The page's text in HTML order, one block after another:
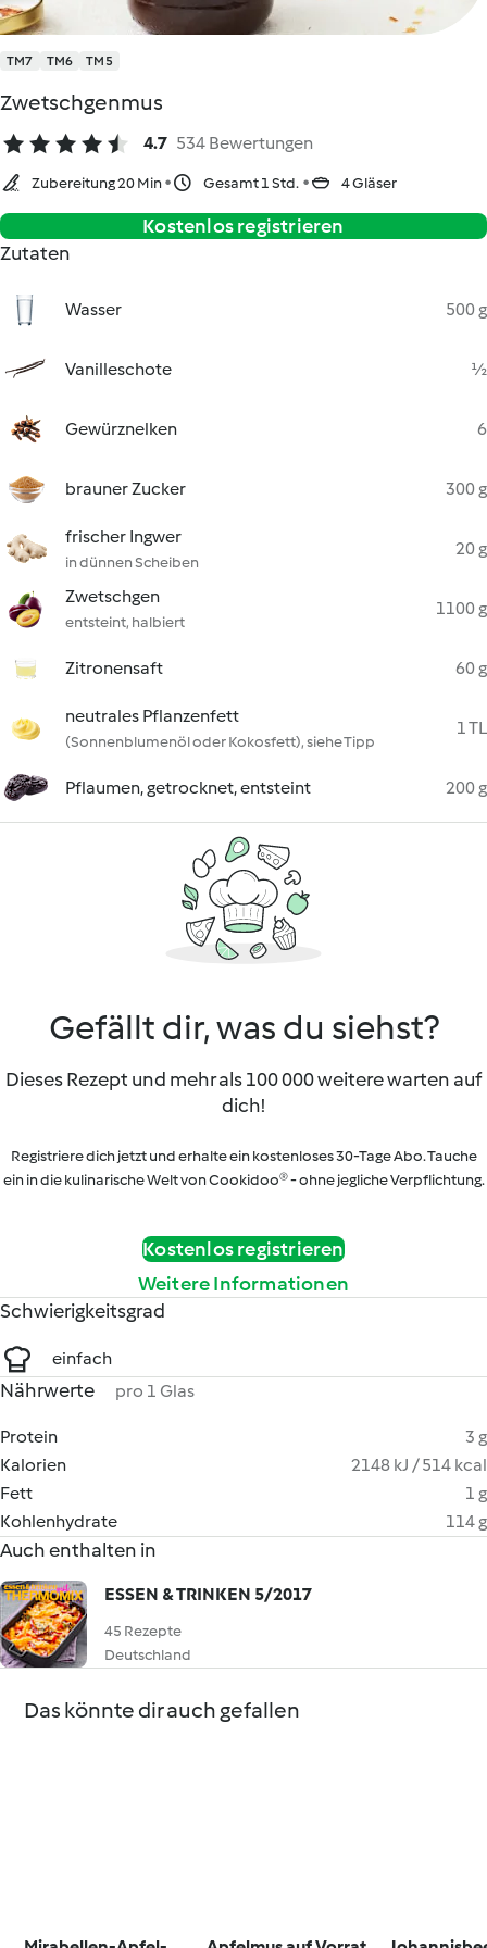
TM7 TM6 TM5
Zwetschgenmus
4.7 534 Bewertungen
Zubereitung 20 Min Gesamt 1 Std. 4 Gläser
Kostenlos registrieren
Zutaten
Wasser 500 g
Vanilleschote ½
Gewürznelken 6
brauner Zucker 300 g
frischer Ingwer
in dünnen Scheiben
20 g
Zwetschgen
entsteint, halbiert
1100 g
Zitronensaft 60 g
neutrales Pflanzenfett
(Sonnenblumenöl oder Kokosfett), siehe Tipp
1 TL
Pflaumen, getrocknet, entsteint 200 g
Gefällt dir, was du siehst?
Dieses Rezept und mehr als 100 000 weitere warten auf
dich!
Registriere dich jetzt und erhalte ein kostenloses 30-Tage Abo. Tauche
ein in die kulinarische Welt von Cookidoo® - ohne jegliche Verpflichtung.
Kostenlos registrieren
Weitere Informationen
Schwierigkeitsgrad
einfach
Nährwerte pro 1 Glas
Protein
3 g
Kalorien
2148 kJ / 514 kcal
Fett
1 g
Kohlenhydrate
114 g
Auch enthalten in
ESSEN & TRINKEN 5/2017
45 Rezepte
Deutschland
Das könnte dir auch gefallen